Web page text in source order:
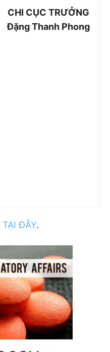
CHI CỤC TRƯỞNG
Đặng Thanh Phong
TẠI ĐÂY.